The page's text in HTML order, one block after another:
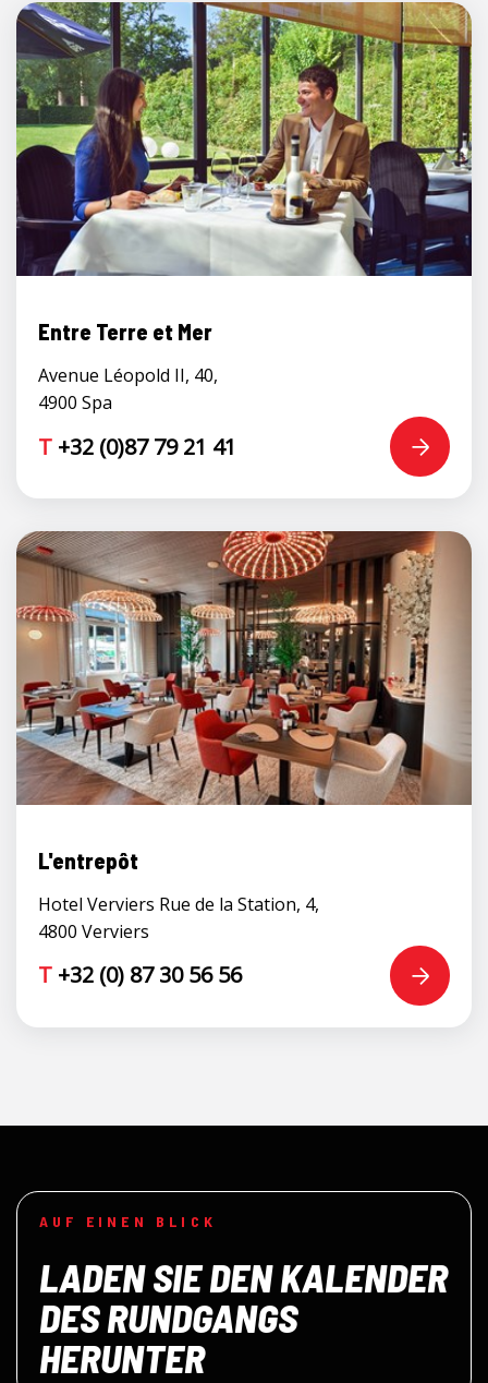
Entre Terre et Mer
Avenue Léopold II, 40,
4900 Spa
T +32 (0)87 79 21 41
L'entrepôt
Hotel Verviers Rue de la Station, 4,
4800 Verviers
T +32 (0) 87 30 56 56
AUF EINEN BLICK
LADEN SIE DEN KALENDER
DES RUNDGANGS
HERUNTER